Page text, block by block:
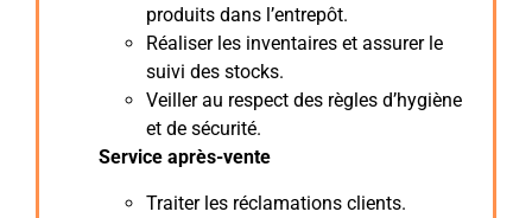
produits dans l’entrepôt.
Réaliser les inventaires et assurer le
suivi des stocks.
Veiller au respect des règles d’hygiène
et de sécurité.
Service après-vente
Traiter les réclamations clients.